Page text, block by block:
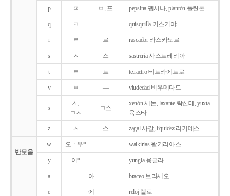
p ㅍ ㅂ, 프 pepsina 펩시나, plantón 플란톤
q ㅋ ― quisquilla 키스키야
r ㄹ 르 rascador 라스카도르
s ㅅ 스 sastreria 사스트레리아
t ㅌ 트 tetraetro 테트라에트로
v ㅂ ― viudedad 비우데다드
x
ㅅ,
ㄱㅅ
ㄱ스
xenón 세논, laxante 락산테, yuxta
육스타
z ㅅ 스 zagal 사갈, liquidez 리키데스
반모음
w 오ㆍ우* ― walkirias 왈키리아스
y 이* ― yungla 융글라
a 아 braceo 브라세오
e 에 reloj 렐로